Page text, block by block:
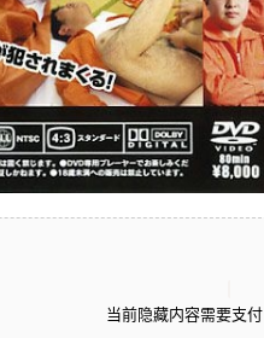
当前隐藏内容需要支付